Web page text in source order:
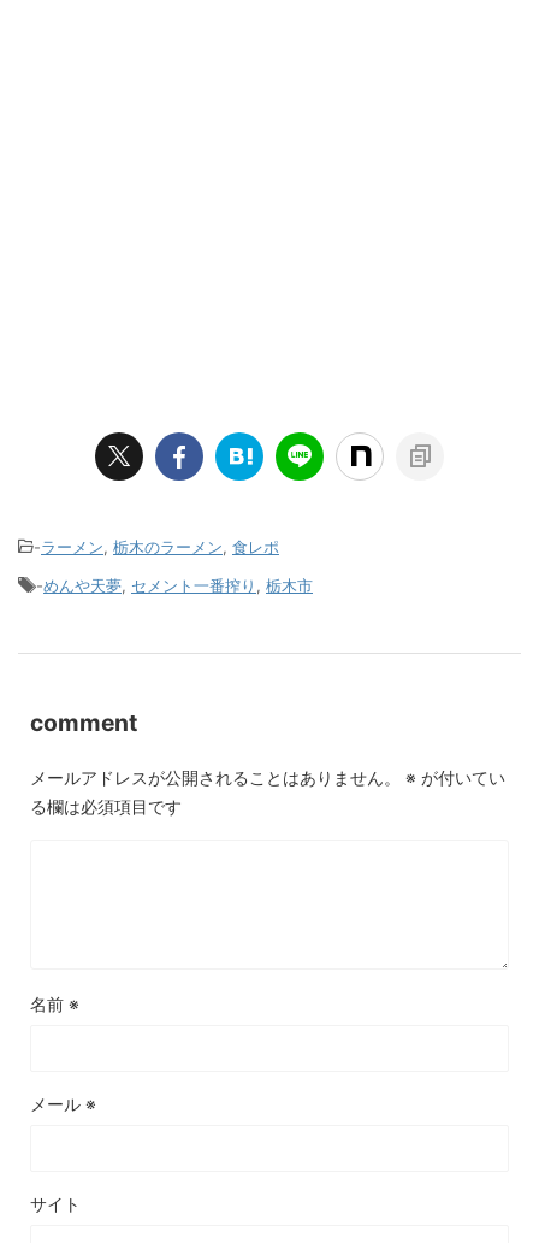
-ラーメン, 栃木のラーメン, 食レポ
-めんや天夢, セメント一番搾り , 栃木市
comment
メールアドレスが公開されることはありません。 ※ が付いてい
る欄は必須項目です
名前 ※
メール ※
サイト